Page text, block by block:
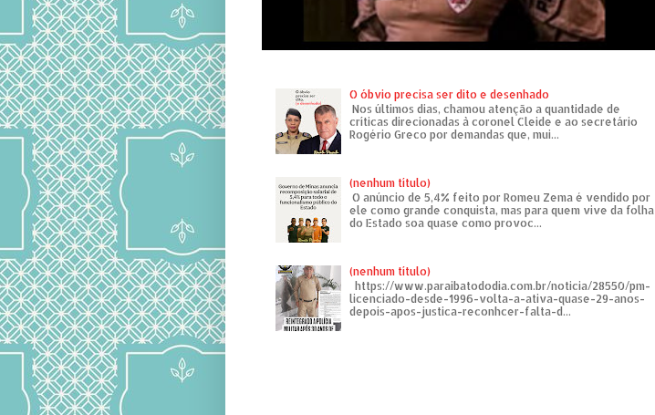
O óbvio precisa ser dito e desenhado
Nos últimos dias, chamou atenção a quantidade de
críticas direcionadas à coronel Cleide e ao secretário
Rogério Greco por demandas que, mui...
(nenhum título)
O anúncio de 5,4% feito por Romeu Zema é vendido por
ele como grande conquista, mas para quem vive da folha
do Estado soa quase como provoc...
(nenhum título)
https://www.paraibatododia.com.br/noticia/28550/pm-
licenciado-desde-1996-volta-a-ativa-quase-29-anos-
depois-apos-justica-reconhcer-falta-d...